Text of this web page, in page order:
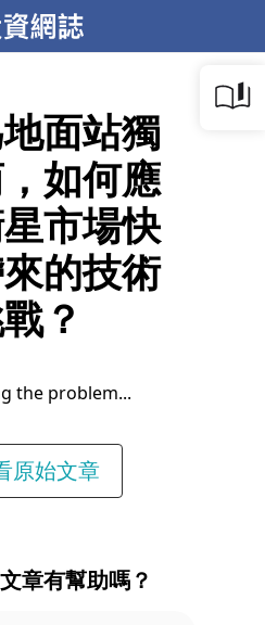
面站獨
如何應
市場快
的技術
？
the problem...
原始文章
章有幫助嗎？